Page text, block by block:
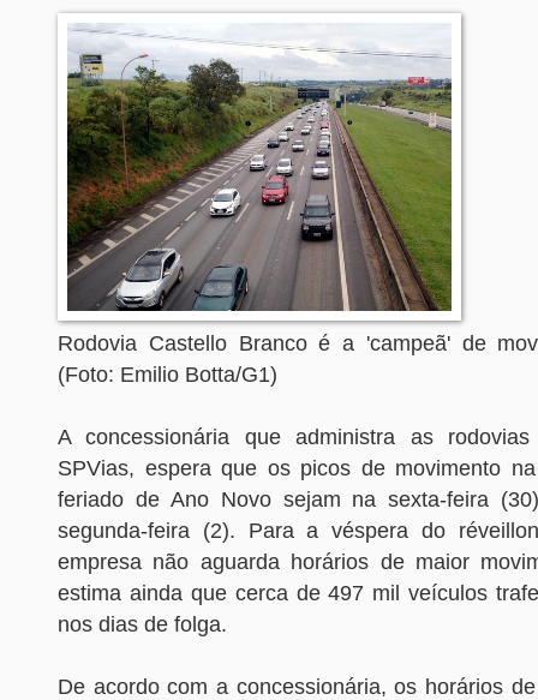
Rodovia Castello Branco é a 'campeã' de
(Foto: Emilio Botta/G1)
A concessionária que administra as
SPVias, espera que os picos de movimento
feriado de Ano Novo sejam na sexta-feira
segunda-feira (2). Para a véspera do
empresa não aguarda horários de maior
estima ainda que cerca de 497 mil veículos
nos dias de folga.
De acordo com a concessionária, os horários